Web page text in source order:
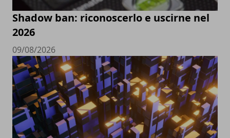
Shadow ban: riconoscerlo e uscirne nel
2026
09/08/2026